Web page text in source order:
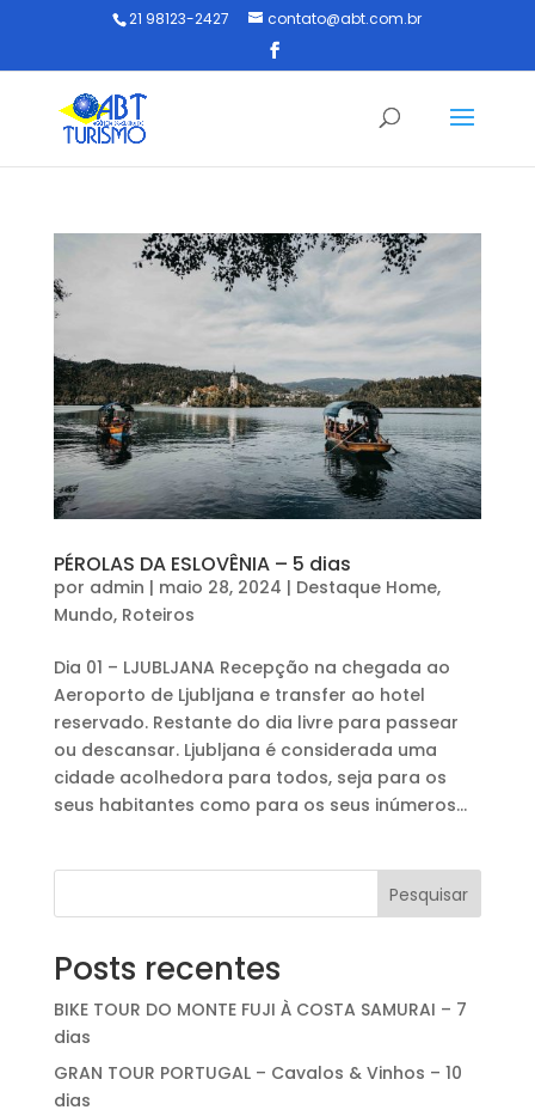
21 98123-2427 contato@abt.com.br
PÉROLAS DA ESLOVÊNIA – 5 dias
por admin | maio 28, 2024 | Destaque Home,
Mundo, Roteiros
Dia 01 – LJUBLJANA Recepção na chegada ao
Aeroporto de Ljubljana e transfer ao hotel
reservado. Restante do dia livre para passear
ou descansar. Ljubljana é considerada uma
cidade acolhedora para todos, seja para os
seus habitantes como para os seus inúmeros...
Pesquisar
Posts recentes
BIKE TOUR DO MONTE FUJI À COSTA SAMURAI – 7
dias
GRAN TOUR PORTUGAL – Cavalos & Vinhos – 10
dias